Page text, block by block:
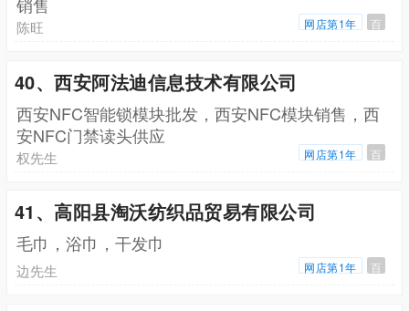
陈旺 网店第1年 百
40、西安阿法迪信息技术有限公司
西安NFC智能锁模块批发，西安NFC模块销售，西
安NFC门禁读头供应
权先生 网店第1年 百
41、高阳县淘沃纺织品贸易有限公司
毛巾，浴巾，干发巾
边先生 网店第1年 百